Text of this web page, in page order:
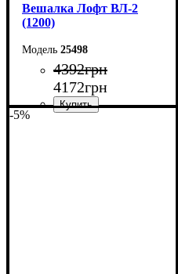
Вешалка Лофт ВЛ-2
(1200)
25498
4392грн
4172грн
-5%